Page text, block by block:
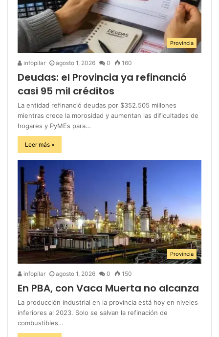
Provincia
infopilar agosto 1, 2026 0 160
Deudas: el Provincia ya refinanció
casi 95 mil créditos
La entidad refinanció deudas por $352.505 millones
mientras crece la morosidad y aumentan las dificultades de
hogares y PyMEs para…
Leer más »
Provincia
infopilar agosto 1, 2026 0 150
En PBA, con Vaca Muerta no alcanza
La producción industrial en la provincia está hoy en niveles
inferiores al 2023. Solo se salvan la refinación de
combustibles…